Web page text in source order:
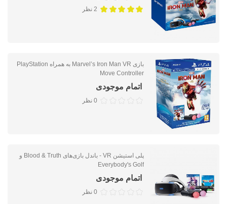
2 نظر
بازی Marvel’s Iron Man VR به همراه PlayStation
Move Controller
اتمام موجودی
0 نظر
پلی استیشن VR - باندل بازی‌های Blood & Truth و
Everybody's Golf
اتمام موجودی
0 نظر